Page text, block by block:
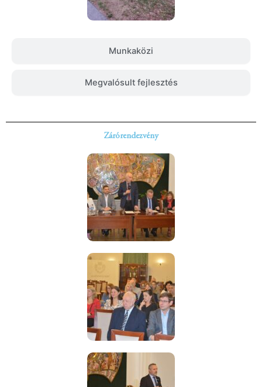
Munkaközi
Megvalósult fejlesztés
Zárórendezvény